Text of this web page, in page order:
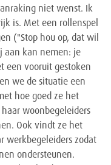
niet wenst. Ik
is. Met een rollenspel
("Stop hou op, dat wil
aan kan nemen: je
een vooruit gestoken
we de situatie een
hoe goed ze het
woonbegeleiders
Ook vindt ze het
werkbegeleiders zodat
ondersteunen.